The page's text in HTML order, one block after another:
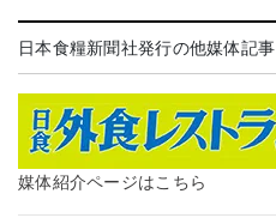
日本食糧新聞社発行の他媒体記事
媒体紹介ページはこちら